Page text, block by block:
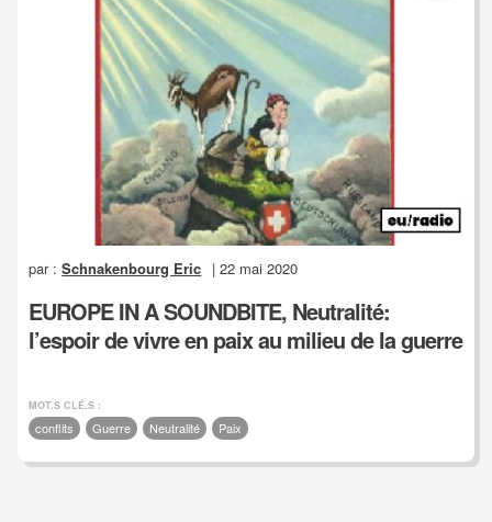
par :Schnakenbourg Eric | 22 mai 2020
EUROPE IN A SOUNDBITE, Neutralité:
l’espoir de vivre en paix au milieu de la guerre
MOT.S CLÉ.S :
conflits Guerre Neutralité Paix